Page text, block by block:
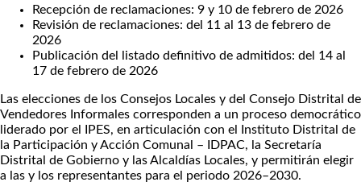
Recepción de reclamaciones: 9 y 10 de febrero de 2026
Revisión de reclamaciones: del 11 al 13 de febrero de
2026
Publicación del listado definitivo de admitidos: del 14 al
17 de febrero de 2026
Las elecciones de los Consejos Locales y del Consejo Distrital de
Vendedores Informales corresponden a un proceso democrático
liderado por el IPES, en articulación con el Instituto Distrital de
la Participación y Acción Comunal – IDPAC, la Secretaría
Distrital de Gobierno y las Alcaldías Locales, y permitirán elegir
a las y los representantes para el periodo 2026–2030.